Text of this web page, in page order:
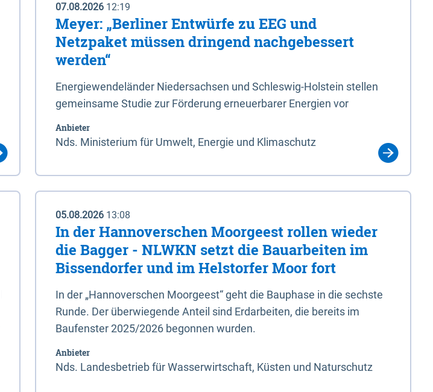
07.08.2026 12:19
Meyer: „Berliner Entwürfe zu EEG und
Netzpaket müssen dringend nachgebessert
werden“
Energiewendeländer Niedersachsen und Schleswig-Holstein stellen
gemeinsame Studie zur Förderung erneuerbarer Energien vor
Anbieter
Nds. Ministerium für Umwelt, Energie und Klimaschutz
05.08.2026 13:08
In der Hannoverschen Moorgeest rollen wieder
die Bagger - NLWKN setzt die Bauarbeiten im
Bissendorfer und im Helstorfer Moor fort
In der „Hannoverschen Moorgeest“ geht die Bauphase in die sechste
Runde. Der überwiegende Anteil sind Erdarbeiten, die bereits im
Baufenster 2025/2026 begonnen wurden.
Anbieter
Nds. Landesbetrieb für Wasserwirtschaft, Küsten und Naturschutz